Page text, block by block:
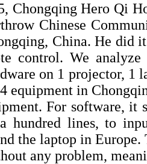
Hero Qi
Chinese
China. He did
control. We
on 1 projector, 1
equipment in
For software, it
hundred lines, to
the laptop in Europe.
any problem,